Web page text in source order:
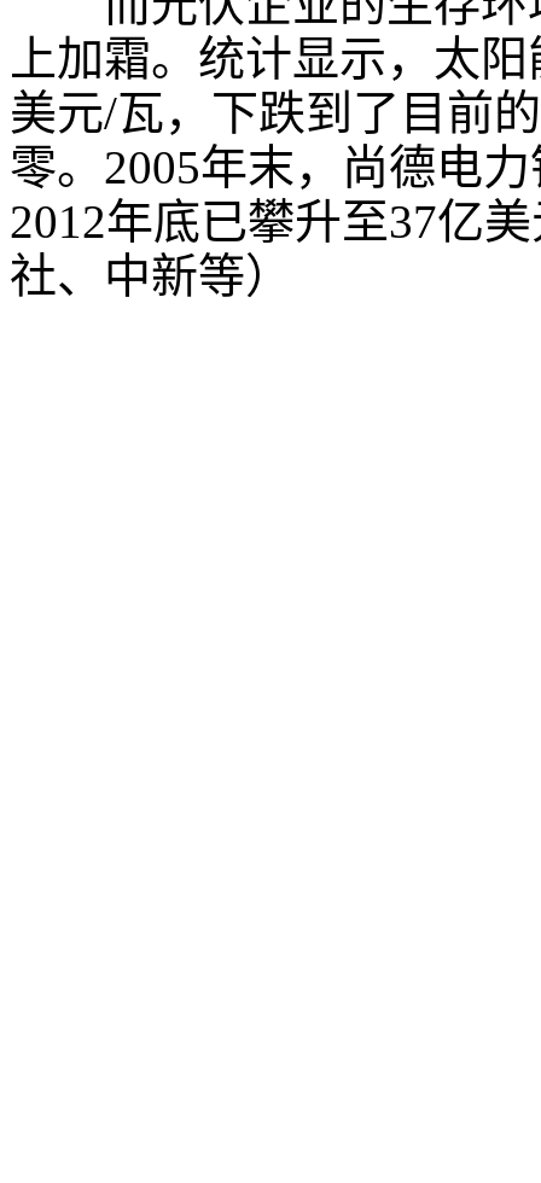
上加霜。统计显示，太
美元/瓦，下跌到了目前的
零。 2005年末，尚德电
2012年底已攀升至37亿
社、中新等）